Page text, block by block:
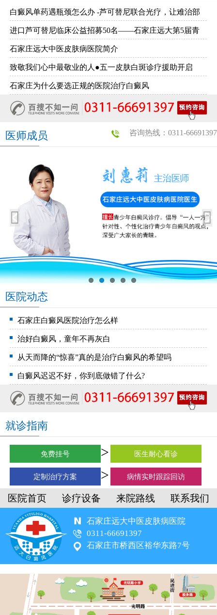
白癜风单药遇瓶颈怎么办 -芦可替尼联合光疗，让难治部
位"跟上来"
进口芦可替尼临床公益招募50名——石家庄远大第5届青
少年白癜风复色夏令营启动
石家庄远大中医皮肤病医院简介
致敬我们心中最敬业的人●五一皮肤白斑诊疗援助开启
石家庄为什么要选正规的医院治疗白癜风
咨询热线：0311-66691397
医师成员
医院动态
石家庄白癜风医院治疗怎么样
治好白癜风，童年不再灰白
从天而降的“惊喜”真的是治疗白癜风的希望吗
白癜风迟迟不好，你到底做错了什么?
就诊指南
免费挂号 医生耐心看诊
定制治疗方案 病情实时跟踪回访
医院首页 诊疗设备 来院路线 联系我们
石家庄远大中医皮肤病医院
0311-66691397
石家庄市桥西区裕华东路7号